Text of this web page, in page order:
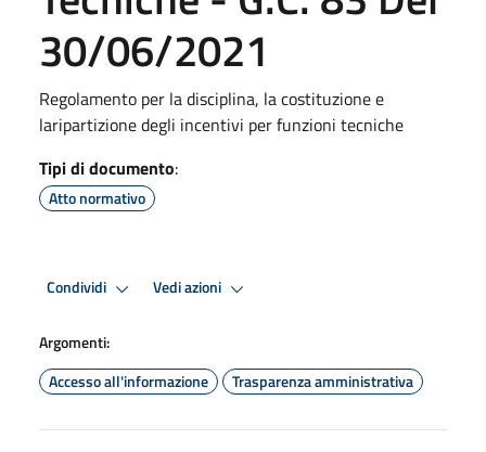
30/06/2021
Regolamento per la disciplina, la costituzione e
laripartizione degli incentivi per funzioni tecniche
Tipi di documento:
Atto normativo
Condividi Vedi azioni
Argomenti:
Accesso all'informazione
Trasparenza amministrativa